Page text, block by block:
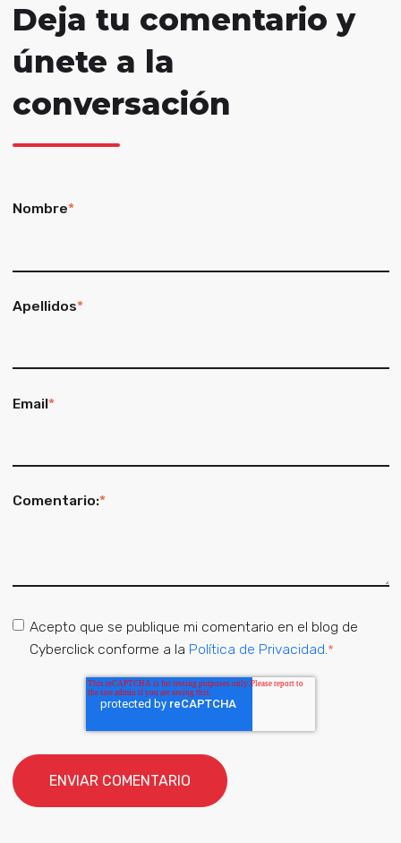
Deja tu comentario y
únete a la
conversación
Nombre*
Apellidos*
Email*
Comentario:*
Acepto que se publique mi comentario en el blog de
Cyberclick conforme a la Política de Privacidad.*